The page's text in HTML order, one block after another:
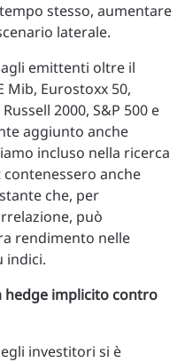
stesso, aumentare
laterale.
emittenti oltre il
Mib, Eurostoxx 50,
2000, S&P 500 e
aggiunto anche
incluso nella ricerca
anche
che, per
può
rendimento nelle
indici.
implicito contro
investitori si è